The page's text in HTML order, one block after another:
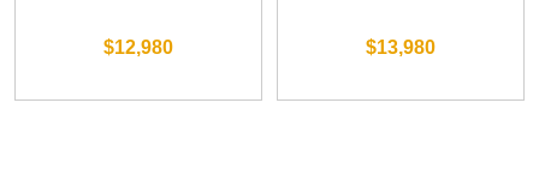
$12,980 $13,980